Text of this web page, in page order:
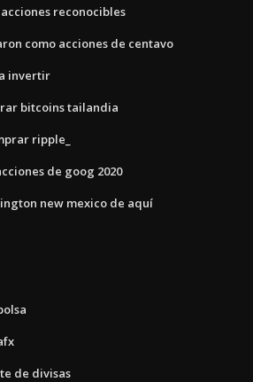
reconocibles
como acciones de centavo
invertir
bitcoins tailandia
ripple_
de goog 2020
new mexico de aquí
de divisas